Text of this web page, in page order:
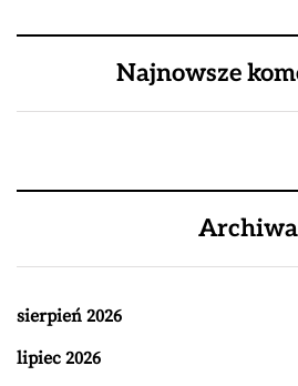
Najnowsze
Archiwa
sierpień 2026
lipiec 2026